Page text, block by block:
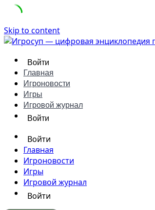
Skip to content
Войти
Главная
Игроновости
Игры
Игровой журнал
Войти
Войти
Главная
Игроновости
Игры
Игровой журнал
Войти